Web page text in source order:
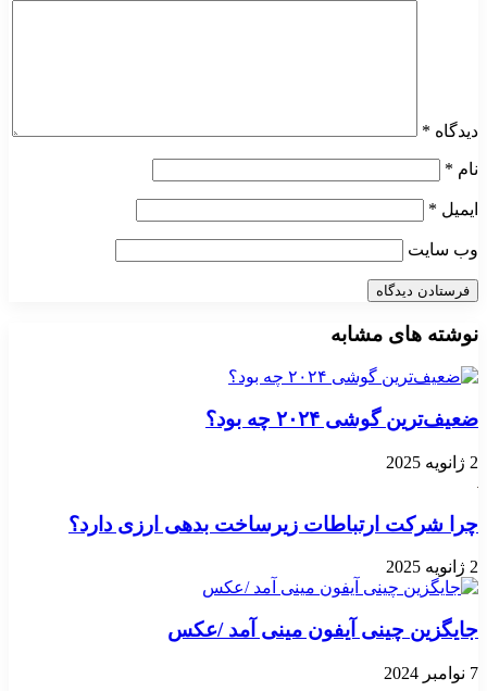
دیدگاه *
نام *
ایمیل *
وب‌ سایت
نوشته های مشابه
ضعیف‌ترین گوشی ۲۰۲۴ چه بود؟
2 ژانویه 2025
چرا شرکت ارتباطات زیرساخت بدهی ارزی دارد؟
2 ژانویه 2025
جایگزین چینی آیفون مینی آمد /عکس
7 نوامبر 2024